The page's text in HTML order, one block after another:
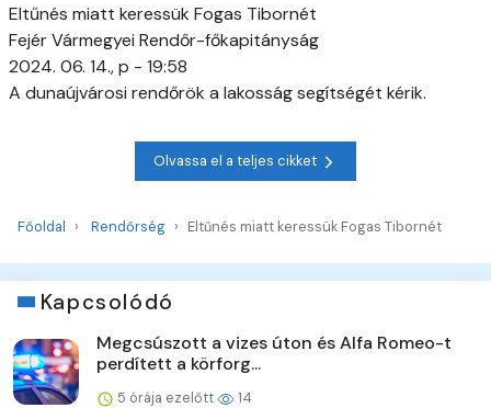
Eltűnés miatt keressük Fogas Tibornét
Fejér Vármegyei Rendőr-főkapitányság
2024. 06. 14., p - 19:58
A dunaújvárosi rendőrök a lakosság segítségét kérik.
Olvassa el a teljes cikket
Főoldal Rendőrség Eltűnés miatt keressük Fogas Tibornét
Kapcsolódó
Megcsúszott a vizes úton és Alfa Romeo-t
perdített a körforg...
5 órája ezelőtt 14